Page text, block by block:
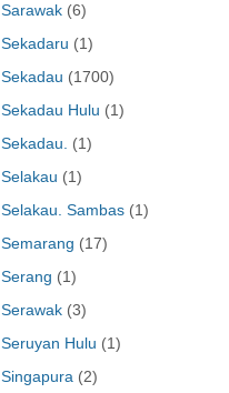
Sarawak (6)
Sekadaru (1)
Sekadau (1700)
Sekadau Hulu (1)
Sekadau.
(1)
Selakau (1)
Selakau. Sambas (1)
Semarang (17)
Serang (1)
Serawak (3)
Seruyan Hulu (1)
Singapura (2)